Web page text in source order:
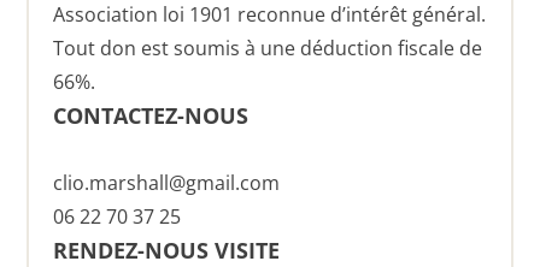
Association loi 1901 reconnue d’intérêt général.
Tout don est soumis à une déduction fiscale de
66%.
CONTACTEZ-NOUS
clio.marshall@gmail.com
06 22 70 37 25
RENDEZ-NOUS VISITE